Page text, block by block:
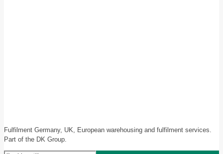
Fulfilment Germany, UK, European warehousing and fulfilment services.
Part of the DK Group.